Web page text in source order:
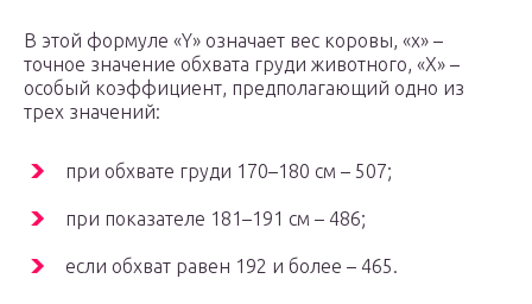
В этой формуле «Y» означает вес коровы, «х» –
точное значение обхвата груди животного, «Х» –
особый коэффициент, предполагающий одно из
трех значений:
при обхвате груди 170–180 см – 507;
при показателе 181–191 см – 486;
если обхват равен 192 и более – 465.